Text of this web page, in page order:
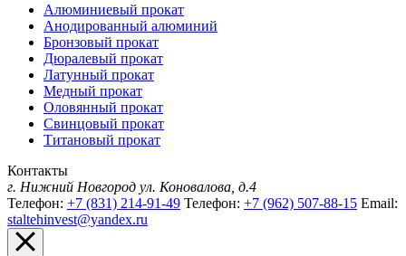
Алюминиевый прокат
Анодированный алюминий
Бронзовый прокат
Дюралевый прокат
Латунный прокат
Медный прокат
Оловянный прокат
Свинцовый прокат
Титановый прокат
Контакты
г. Нижний Новгород ул. Коновалова, д.4
Телефон: +7 (831) 214-91-49 Телефон: +7 (962) 507-88-15 Email:
staltehinvest@yandex.ru